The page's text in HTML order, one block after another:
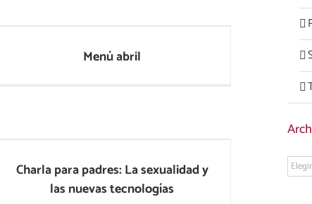
Menú abril
Charla para padres: La sexualidad y
las nuevas tecnologías